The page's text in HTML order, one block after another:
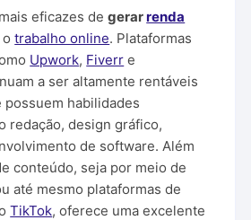
eficazes degerarrenda
otrabalho online. Plataformas
Upwork, Fiverr e
a ser altamente rentáveis
possuem habilidades
redação, design gráfico,
de software. Além
conteúdo, seja por meio de
até mesmo plataformas de
TikTok, oferece uma excelente